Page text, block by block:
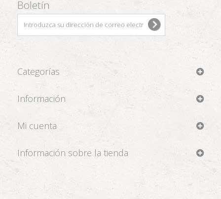
Boletín
Categorías
Información
Mi cuenta
Información sobre la tienda